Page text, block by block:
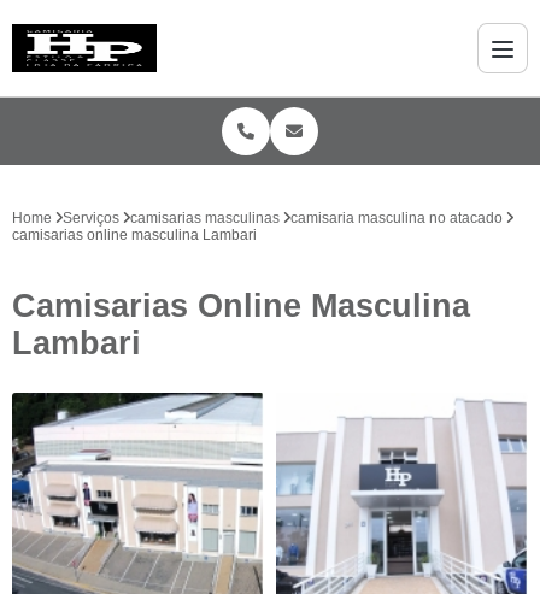
Home Serviços camisarias masculinas
camisaria masculina no atacado
camisarias online masculina Lambari
Camisarias Online Masculina
Lambari